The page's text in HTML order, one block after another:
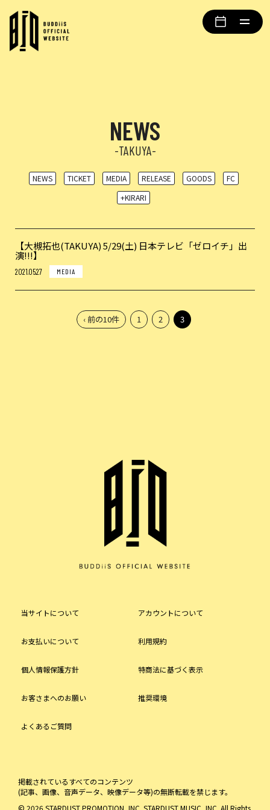
NEWS
-TAKUYA-
NEWS TICKET MEDIA RELEASE GOODS
FC
+KIRARI
【大槻拓也(TAKUYA) 5/29(土) 日本テレビ「ゼロイチ」出
演!!!】
2021.05.27 MEDIA
‹ 前の10件 1 2 3
当サイトについて アカウントについて
お支払いについて 利用規約
個人情報保護方針 特商法に基づく表示
お客さまへのお願い 推奨環境
よくあるご質問
掲載されているすべてのコンテンツ
(記事、画像、音声データ、映像データ等)の無断転載を禁じます。